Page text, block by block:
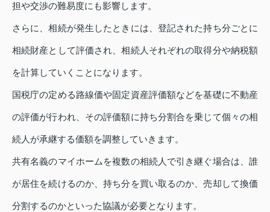
担や交渉の難易度にも影響します。
さらに、相続が発生したときには、登記された持ち分ごとに
相続財産として評価され、相続人それぞれの取得分や納税額
を計算していくことになります。
国税庁の定める路線価や固定資産評価額などを基礎に不動産
の評価が行われ、その評価額に持ち分割合を乗じて個々の相
続人が承継する価額を調整していきます。
共有名義のマイホームを複数の相続人で引き継ぐ場合は、誰
が居住を続けるのか、持ち分を買い取るのか、売却して換価
分割するのかといった協議が必要となります。